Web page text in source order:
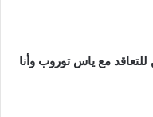
للتعاقد مع ياس توروب وأنا